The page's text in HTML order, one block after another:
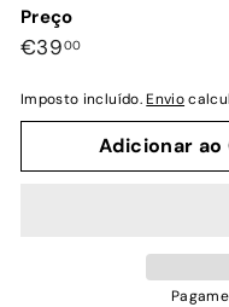
Preço
Preço
€3900€39,00
Imposto incluído.Envio
Adicionar ao